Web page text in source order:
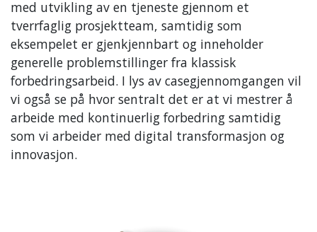
med utvikling av en tjeneste gjennom et
tverrfaglig prosjektteam, samtidig som
eksempelet er gjenkjennbart og inneholder
generelle problemstillinger fra klassisk
forbedringsarbeid. I lys av casegjennomgangen vil
vi også se på hvor sentralt det er at vi mestrer å
arbeide med kontinuerlig forbedring samtidig
som vi arbeider med digital transformasjon og
innovasjon.